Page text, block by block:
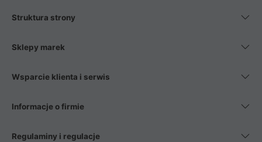
Struktura strony
Sklepy marek
Wsparcie klienta i serwis
Informacje o firmie
Regulaminy i regulacje